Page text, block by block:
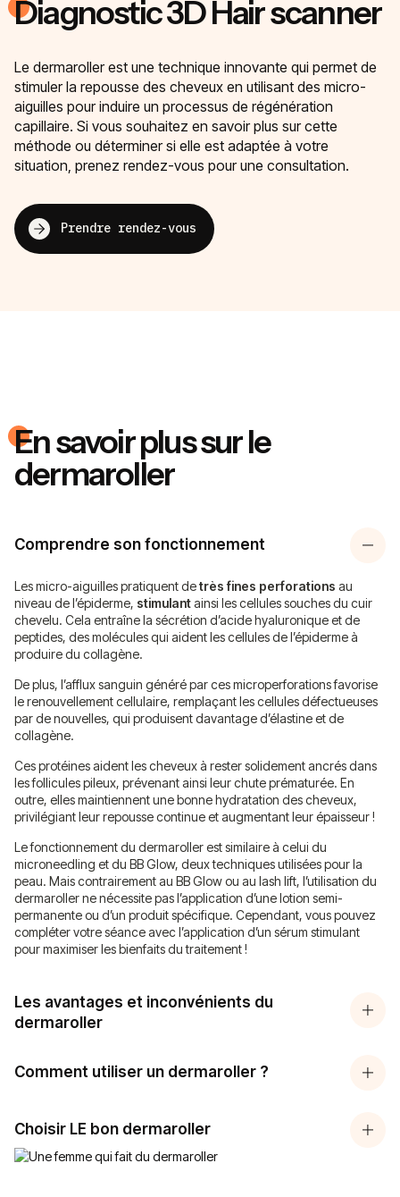
Diagnostic 3D Hair scanner
Le dermaroller est une technique innovante qui permet de
stimuler la repousse des cheveux en utilisant des micro-
aiguilles pour induire un processus de régénération
capillaire. Si vous souhaitez en savoir plus sur cette
méthode ou déterminer si elle est adaptée à votre
situation, prenez rendez-vous pour une consultation.
Prendre rendez-vous
En savoir plus sur le
dermaroller
Comprendre son fonctionnement
Les micro-aiguilles pratiquent detrès fines perforations au
niveau de l’épiderme, stimulantainsi les cellules souches du cuir
chevelu. Cela entraîne la sécrétion d’acide hyaluronique et de
peptides, des molécules qui aident les cellules de l’épiderme à
produire du collagène.
De plus, l’afflux sanguin généré par ces microperforations favorise
le renouvellement cellulaire, remplaçant les cellules défectueuses
par de nouvelles, qui produisent davantage d’élastine et de
collagène.
Ces protéines aident les cheveux à rester solidement ancrés dans
les follicules pileux, prévenant ainsi leur chute prématurée. En
outre, elles maintiennent une bonne hydratation des cheveux,
privilégiant leur repousse continue et augmentant leur épaisseur !
Le fonctionnement du dermaroller est similaire à celui du
microneedling et du BB Glow, deux techniques utilisées pour la
peau. Mais contrairement au BB Glow ou au lash lift, l’utilisation du
dermaroller ne nécessite pas l’application d’une lotion semi-
permanente ou d’un produit spécifique. Cependant, vous pouvez
compléter votre séance avec l’application d’un sérum stimulant
pour maximiser les bienfaits du traitement !
Les avantages et inconvénients du
dermaroller
Comment utiliser un dermaroller ?
Choisir LE bon dermaroller